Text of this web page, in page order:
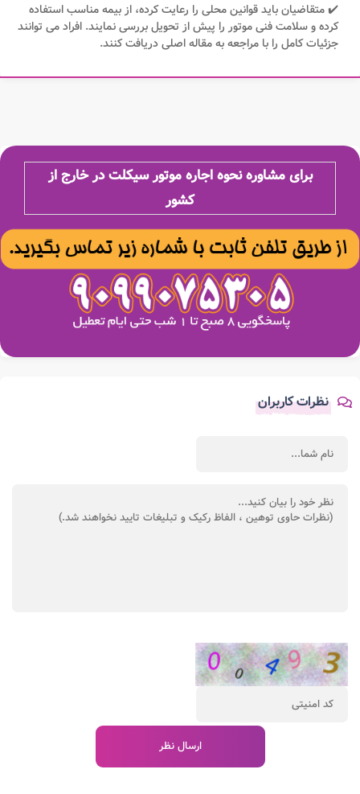
✔️ متقاضیان باید قوانین محلی را رعایت کرده، از بیمه مناسب استفاده
کرده و سلامت فنی موتور را پیش از تحویل بررسی نمایند. افراد می توانند
جزئیات کامل را با مراجعه به مقاله اصلی دریافت کنند.
برای مشاوره نحوه اجاره موتور سیکلت در خارج از
کشور
نظرات کاربران